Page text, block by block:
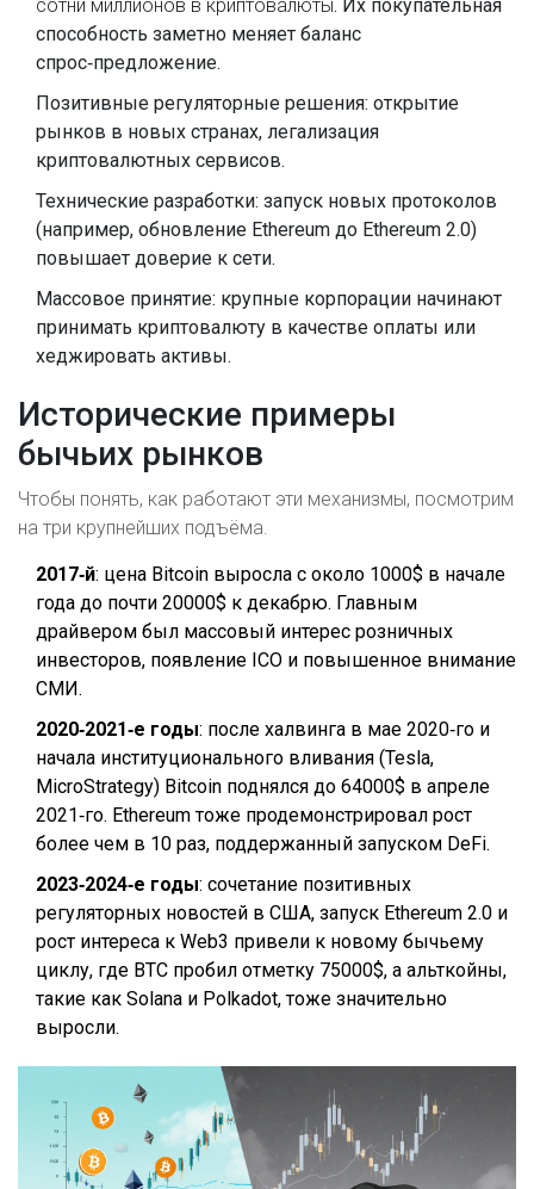
сотни миллионов в криптовалюты. Их покупательная
способность заметно меняет баланс
спрос‑предложение.
Позитивные регуляторные решения: открытие
рынков в новых странах, легализация
криптовалютных сервисов.
Технические разработки: запуск новых протоколов
(например, обновление Ethereum до Ethereum 2.0)
повышает доверие к сети.
Массовое принятие: крупные корпорации начинают
принимать криптовалюту в качестве оплаты или
хеджировать активы.
Исторические примеры
бычьих рынков
Чтобы понять, как работают эти механизмы, посмотрим
на три крупнейших подъёма.
2017‑й: цена Bitcoin выросла с около 1000$ в начале
года до почти 20000$ к декабрю. Главным
драйвером был массовый интерес розничных
инвесторов, появление ICO и повышенное внимание
СМИ.
2020‑2021‑е годы: после халвинга в мае 2020‑го и
начала институционального вливания (Tesla,
MicroStrategy) Bitcoin поднялся до 64000$ в апреле
2021‑го. Ethereum тоже продемонстрировал рост
более чем в 10 раз, поддержанный запуском DeFi.
2023‑2024‑е годы: сочетание позитивных
регуляторных новостей в США, запуск Ethereum 2.0 и
рост интереса к Web3 привели к новому бычьему
циклу, где BTC пробил отметку 75000$, а альткойны,
такие как Solana и Polkadot, тоже значительно
выросли.